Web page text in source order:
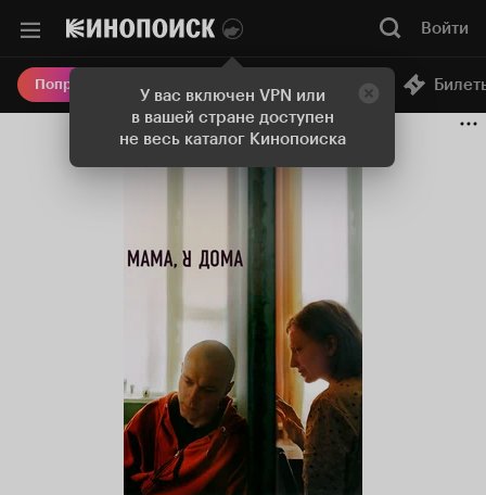
У вас включен VPN или
в вашей стране доступен
не весь каталог Кинопоиска
Войти
Попробовать Плюс Онлайн-кинотеатр